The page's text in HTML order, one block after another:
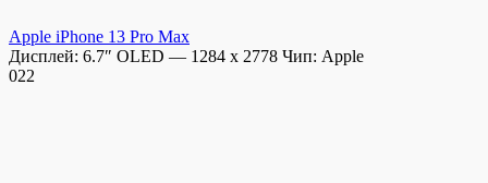
Apple iPhone 13 Pro Max
Дисплей: 6.7″ OLED — 1284 x 2778 Чип: Apple
022